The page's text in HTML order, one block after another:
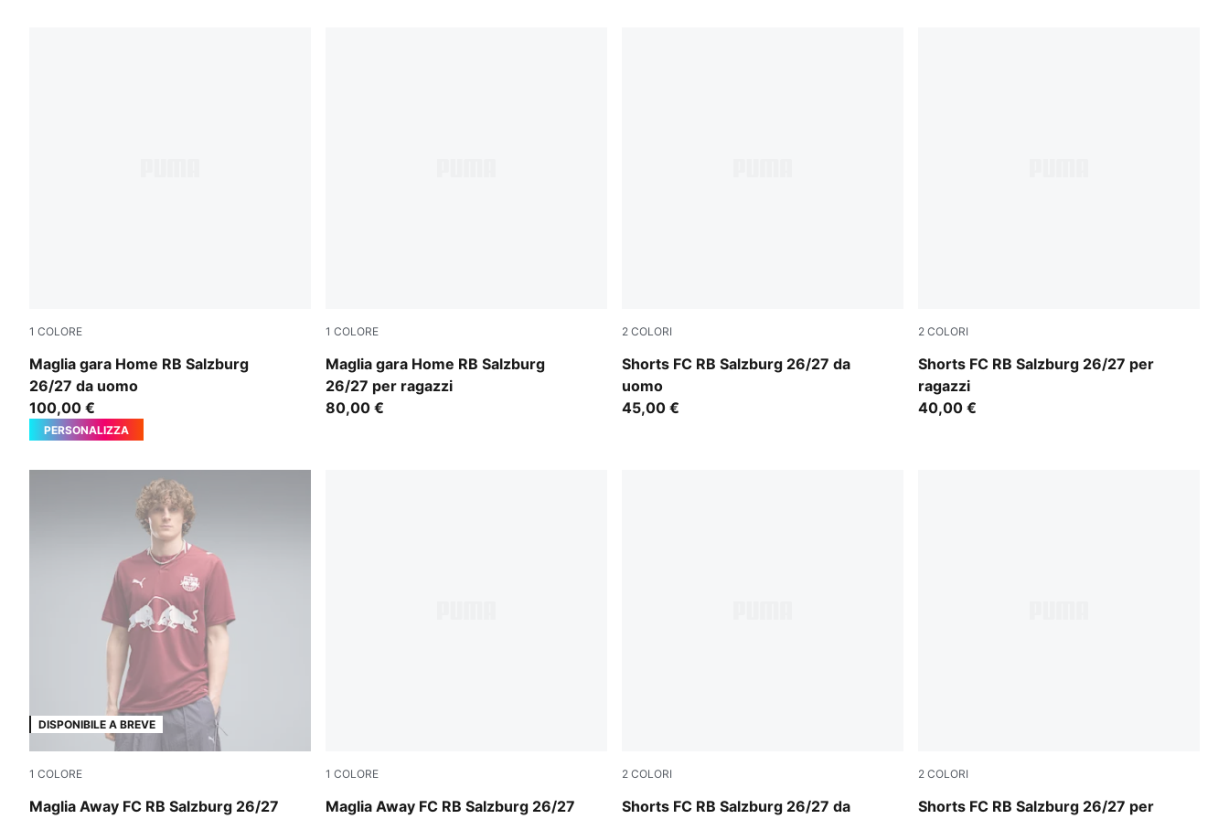
1 COLORE
Maglia gara Home RB Salzburg
26/27 da uomo
PUMA White-PUMA Red
100,00 €
PERSONALIZZA
1 COLORE
Maglia gara Home RB Salzburg
26/27 per ragazzi
PUMA White-PUMA Red
80,00 €
2 COLORI
Shorts FC RB Salzburg 26/27 da
uomo
PUMA White-PUMA Red
45,00 €
2 COLORI
Shorts FC RB Salzburg 26/27 per
ragazzi
PUMA White-PUMA Red
40,00 €
DISPONIBILE A BREVE
1 COLORE
Maglia Away FC RB Salzburg 26/27
Team Regal Red-PUMA White
1 COLORE
Maglia Away FC RB Salzburg 26/27
Team Regal Red-PUMA White
2 COLORI
Shorts FC RB Salzburg 26/27 da
Team Regal Red-PUMA White
2 COLORI
Shorts FC RB Salzburg 26/27 per
Team Regal Red-PUMA White